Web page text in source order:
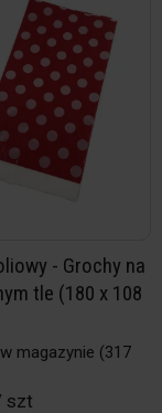
- Grochy na
tle (180 x 108
magazynie (317
szt